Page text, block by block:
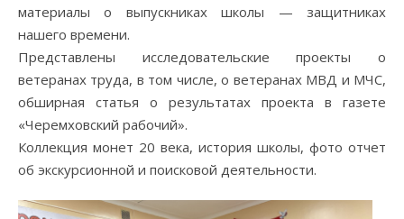
материалы о выпускниках школы — защитниках
нашего времени.
Представлены исследовательские проекты о
ветеранах труда, в том числе, о ветеранах МВД и МЧС,
обширная статья о результатах проекта в газете
«Черемховский рабочий».
Коллекция монет 20 века, история школы, фото отчет
об экскурсионной и поисковой деятельности.